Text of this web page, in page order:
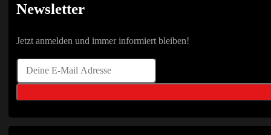
Newsletter
Jetzt anmelden und immer informiert bleiben!